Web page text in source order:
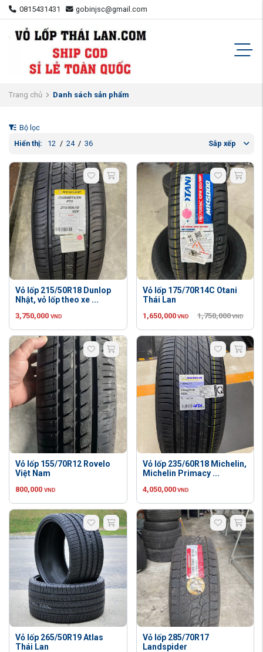
0815431431 gobinjsc@gmail.com
Trang chủ Danh sách sản phẩm
Bộ lọc
Hiển thị:
12 / 24 / 36 Sắp xếp
Vỏ lốp 215/50R18 Dunlop
Nhật, vỏ lốp theo xe ...
3,750,000 VND
Vỏ lốp 175/70R14C Otani
Thái Lan
1,650,000 VND 1,750,000 VND
Vỏ lốp 155/70R12 Rovelo
Việt Nam
800,000 VND
Vỏ lốp 235/60R18 Michelin,
Michelin Primacy ...
4,050,000 VND
Vỏ lốp 265/50R19 Atlas
Thái Lan
Vỏ lốp 285/70R17
Landspider